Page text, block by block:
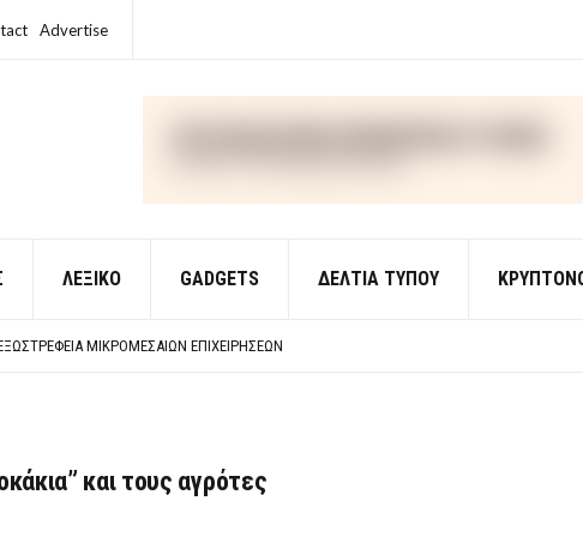
Advertise
ΛΕΞΙΚΌ GADGETS ΔΕΛΤΙΑ ΤΥΠΟΥ
ΜΙΚΡΟΜΕΣΑΊΩΝ ΕΠΙΧΕΙΡΉΣΕΩΝ
ΕΡΩΤΉΣΕΙΣ ΑΠΑΝΤΉΣΕΙΣ
και τους αγρότες